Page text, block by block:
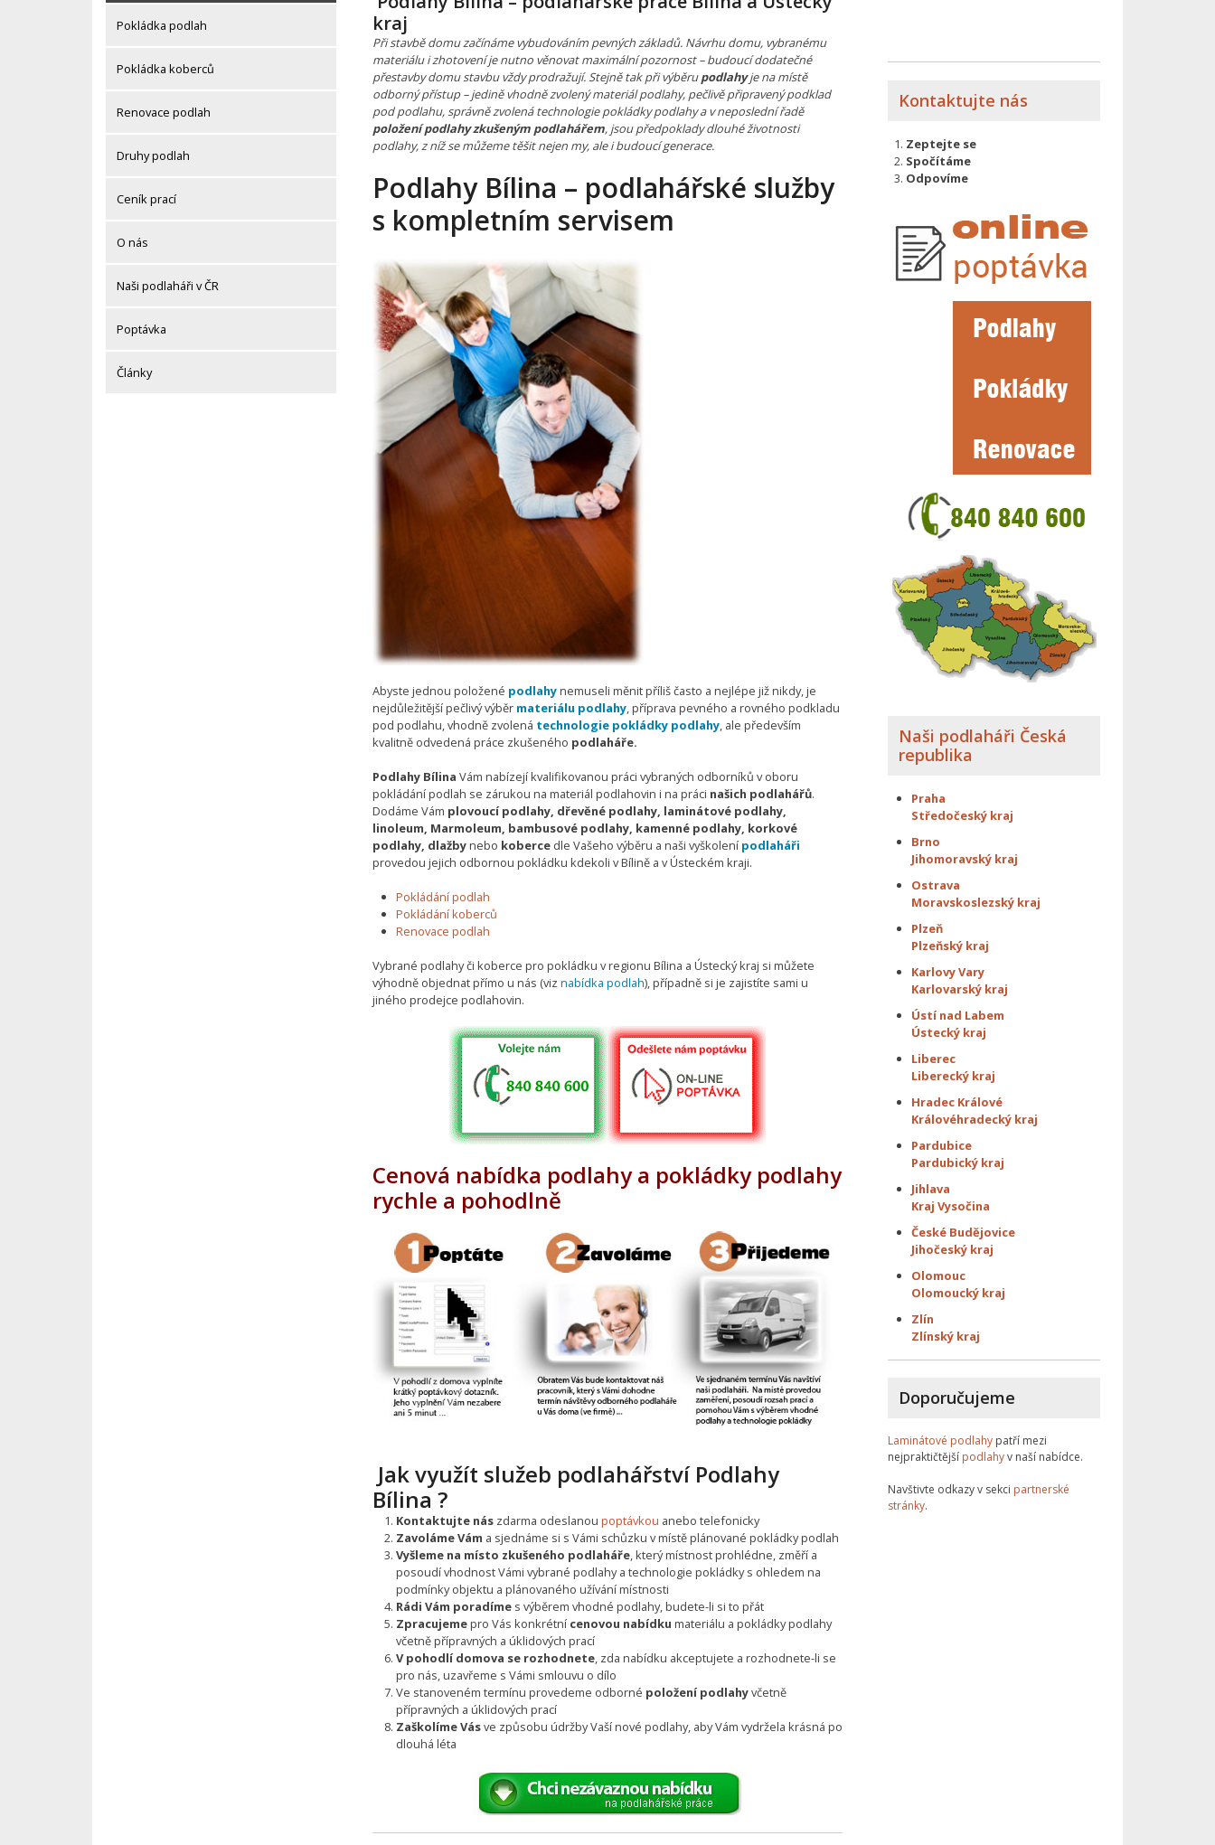
Pokládka podlah
Pokládka koberců
Renovace podlah
Druhy podlah
Ceník prací
O nás
Naši podlaháři v ČR
Poptávka
Články
kraj
Při stavbě domu začínáme vybudováním pevných základů. Návrhu domu, vybranému
materiálu i zhotovení je nutno věnovat maximální pozornost – budoucí dodatečné
přestavby domu stavbu vždy prodražují. Stejně tak při výběrupodlahyje na místě
odborný přístup – jedině vhodně zvolený materiál podlahy, pečlivě připravený podklad
pod podlahu, správně zvolená technologie pokládky podlahy a v neposlední řadě
položení podlahy zkušeným podlahářem, jsou předpoklady dlouhé životnosti
podlahy, z níž se můžeme těšit nejen my, ale i budoucí generace.
Podlahy Bílina – podlahářské služby
s kompletním servisem
Abyste jednou položené podlahynemuseli měnit příliš často a nejlépe již nikdy, je
nejdůležitější pečlivý výběr materiálu podlahy, příprava pevného a rovného podkladu
pod podlahu, vhodně zvolená technologie pokládky podlahy, ale především
kvalitně odvedená práce zkušeného podlaháře.
Podlahy Bílina Vám nabízejí kvalifikovanou práci vybraných odborníků v oboru
pokládání podlah se zárukou na materiál podlahovin i na práci našich podlahářů.
Dodáme Vám plovoucí podlahy, dřevěné podlahy, laminátové podlahy,
linoleum, Marmoleum, bambusové podlahy, kamenné podlahy, korkové
podlahy, dlažbynebo koberce dle Vašeho výběru a naši vyškolení podlaháři
provedou jejich odbornou pokládku kdekoli v Bílině a v Ústeckém kraji.
Pokládání podlah
Pokládání koberců
Renovace podlah
Vybrané podlahy či koberce pro pokládku v regionu Bílina a Ústecký kraj si můžete
výhodně objednat přímo u nás (viz nabídka podlah), případně si je zajistíte sami u
jiného prodejce podlahovin.
Cenová nabídka podlahy a pokládky podlahy
rychle a pohodlně
Jak využít služeb podlahářství Podlahy
Bílina ?
Kontaktujte nászdarma odeslanou poptávkou anebo telefonicky
Zavoláme Vám a sjednáme si s Vámi schůzku v místě plánované pokládky podlah
Vyšleme na místo zkušeného podlaháře, který místnost prohlédne, změří a
posoudí vhodnost Vámi vybrané podlahy a technologie pokládky s ohledem na
podmínky objektu a plánovaného užívání místnosti
Rádi Vám poradíme s výběrem vhodné podlahy, budete-li si to přát
Zpracujemepro Vás konkrétní cenovou nabídku materiálu a pokládky podlahy
včetně přípravných a úklidových prací
V pohodlí domova se rozhodnete, zda nabídku akceptujete a rozhodnete-li se
pro nás, uzavřeme s Vámi smlouvu o dílo
Ve stanoveném termínu provedeme odborné položení podlahyvčetně
přípravných a úklidových prací
Zaškolíme Vásve způsobu údržby Vaší nové podlahy, aby Vám vydržela krásná po
dlouhá léta
Kontaktujte nás
Zeptejte se
Spočítáme
Odpovíme
Naši podlaháři Česká
republika
Praha
Středočeský kraj
Brno
Jihomoravský kraj
Ostrava
Moravskoslezský kraj
Plzeň
Plzeňský kraj
Karlovy Vary
Karlovarský kraj
Ústí nad Labem
Ústecký kraj
Liberec
Liberecký kraj
Hradec Králové
Královéhradecký kraj
Pardubice
Pardubický kraj
Jihlava
Kraj Vysočina
České Budějovice
Jihočeský kraj
Olomouc
Olomoucký kraj
Zlín
Zlínský kraj
Doporučujeme
Laminátové podlahy patří mezi
nejpraktičtější podlahyv naší nabídce.
Navštivte odkazy v sekci partnerské
stránky.